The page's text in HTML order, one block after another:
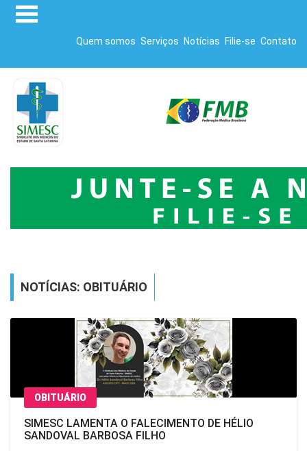
Quem somos Serviços Notícias Filie-se Contato
NOTÍCIAS: OBITUÁRIO
OBITUÁRIO
SIMESC LAMENTA O FALECIMENTO DE HÉLIO
SANDOVAL BARBOSA FILHO